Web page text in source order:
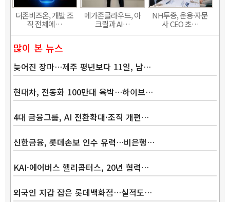
더존비즈온, 개발 조
직 전체에…
메가존클라우드, 아
크릴과 AI…
NH투증, 운용·자문
사 CEO 초…
많이 본 뉴스
늦어진 장마…제주 평년보다 11일, 남…
현대차, 전동화 100만대 육박…하이브…
4대 금융그룹, AI 전환확대·조직 개편…
신한금융, 롯데손보 인수 유력…비은행…
KAI·에어버스 헬리콥터스, 20년 협력…
외국인 지갑 잡은 롯데백화점…실적도…